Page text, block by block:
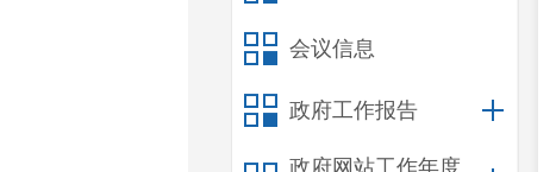
会议信息
政府工作报告
政府网站工作年度